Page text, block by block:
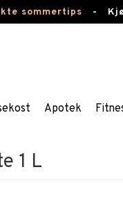
sommertips -
Apotek
1 L